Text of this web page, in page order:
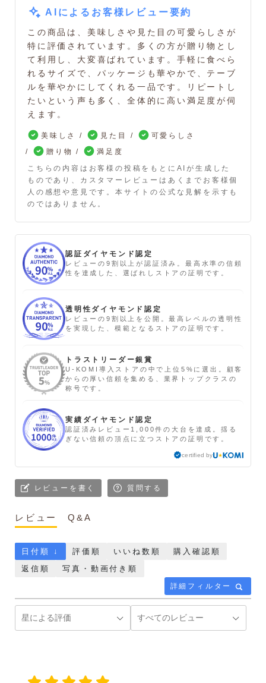
AIによるお客様レビュー要約
この商品は、美味しさや見た目の可愛らしさが
特に評価されています。多くの方が贈り物とし
て利用し、大変喜ばれています。手軽に食べら
れるサイズで、パッケージも華やかで、テーブ
ルを華やかにしてくれる一品です。リピートし
たいという声も多く、全体的に高い満足度が伺
えます。
美味しさ 見た目
可愛らしさ
贈り物
満足度
こちらの内容はお客様の投稿をもとにAIが生成した
ものであり、カスタマーレビューはあくまでお客様個
人の感想や意見です。本サイトの公式な見解を示すも
のではありません。
認証ダイヤモンド認定
レビューの9割以上が認証済み。最高水準の信頼
性を達成した、選ばれしストアの証明です。
透明性ダイヤモンド認定
レビューの9割以上を公開。最高レベルの透明性
を実現した、模範となるストアの証明です。
トラストリーダー銀賞
U-KOMI導入ストアの中で上位5%に選出。顧客
からの厚い信頼を集める、業界トップクラスの
称号です。
実績ダイヤモンド認定
認証済みレビュー1,000件の大台を達成。揺る
ぎない信頼の頂点に立つストアの証明です。
certified by
レビューを書く 質問する
レビュー Q&A
詳細フィルター
日付順 ↓ 評価順 いいね数順
購入確認順
返信順
写真・動画付き順